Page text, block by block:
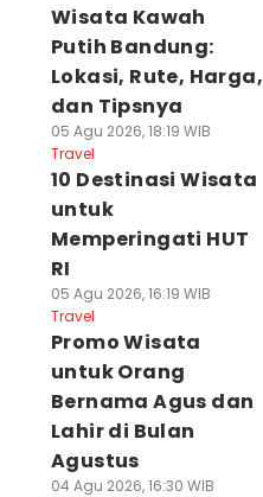
Wisata Kawah
Putih Bandung:
Lokasi, Rute, Harga,
dan Tipsnya
05 Agu 2026, 18:19 WIB
Travel
10 Destinasi Wisata
untuk
Memperingati HUT
RI
05 Agu 2026, 16:19 WIB
Travel
Promo Wisata
untuk Orang
Bernama Agus dan
Lahir di Bulan
Agustus
04 Agu 2026, 16:30 WIB